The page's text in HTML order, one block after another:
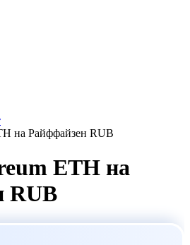
на Райффайзен RUB
ETH на
RUB